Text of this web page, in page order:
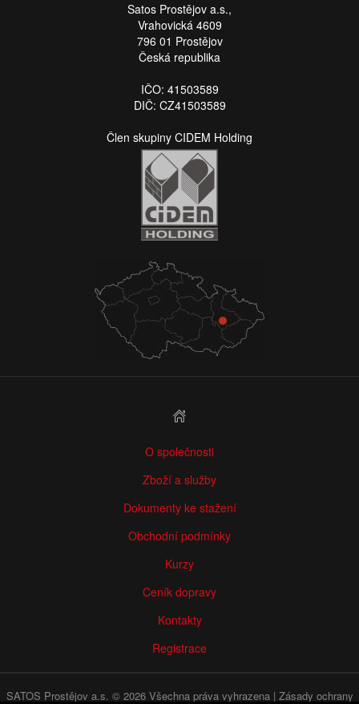
Satos Prostějov a.s.,
Vrahovická 4609
796 01 Prostějov
Česká republika
IČO: 41503589
DIČ: CZ41503589
Člen skupiny CIDEM Holding
O společnosti
Zboží a služby
Dokumenty ke stažení
Obchodní podmínky
Kurzy
Ceník dopravy
Kontakty
Registrace
SATOS Prostějov a.s. © 2026 Všechna práva vyhrazena | Zásady ochrany